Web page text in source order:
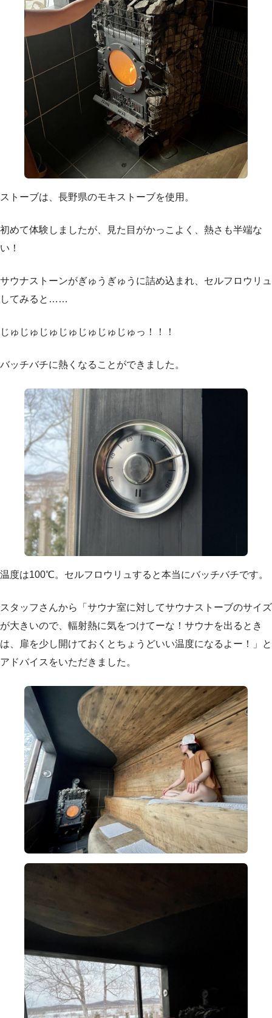
ストーブは、長野県のモキストーブを使用。
初めて体験しましたが、見た目がかっこよく、熱さも半端な
い！
サウナストーンがぎゅうぎゅうに詰め込まれ、セルフロウリュ
してみると……
じゅじゅじゅじゅじゅじゅじゅっ！！！
バッチバチに熱くなることができました。
温度は100℃。セルフロウリュすると本当にバッチバチです。
スタッフさんから「サウナ室に対してサウナストーブのサイズ
が大きいので、輻射熱に気をつけてーな！サウナを出るとき
は、扉を少し開けておくとちょうどいい温度になるよー！」と
アドバイスをいただきました。